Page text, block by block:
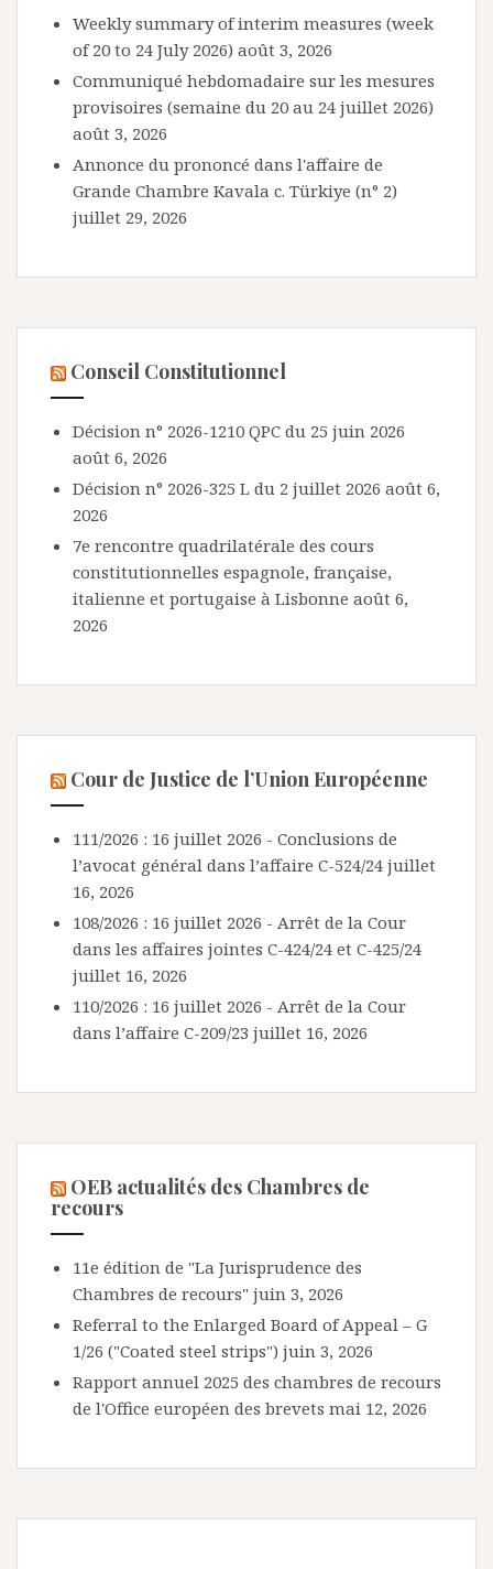
Weekly summary of interim measures (week
of 20 to 24 July 2026) août 3, 2026
Communiqué hebdomadaire sur les mesures
provisoires (semaine du 20 au 24 juillet 2026)
août 3, 2026
Annonce du prononcé dans l'affaire de
Grande Chambre Kavala c. Türkiye (n° 2)
juillet 29, 2026
Conseil Constitutionnel
Décision n° 2026-1210 QPC du 25 juin 2026
août 6, 2026
Décision n° 2026-325 L du 2 juillet 2026 août 6,
2026
7e rencontre quadrilatérale des cours
constitutionnelles espagnole, française,
italienne et portugaise à Lisbonne août 6,
2026
Cour de Justice de l’Union Européenne
111/2026 : 16 juillet 2026 - Conclusions de
l’avocat général dans l’affaire C-524/24 juillet
16, 2026
108/2026 : 16 juillet 2026 - Arrêt de la Cour
dans les affaires jointes C-424/24 et C-425/24
juillet 16, 2026
110/2026 : 16 juillet 2026 - Arrêt de la Cour
dans l’affaire C-209/23 juillet 16, 2026
OEB actualités des Chambres de
recours
11e édition de "La Jurisprudence des
Chambres de recours" juin 3, 2026
Referral to the Enlarged Board of Appeal – G
1/26 ("Coated steel strips") juin 3, 2026
Rapport annuel 2025 des chambres de recours
de l'Office européen des brevets mai 12, 2026